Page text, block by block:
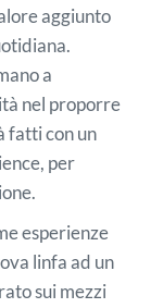
aggiunto
a
nel proporre
fatti con un
per
esperienze
linfa ad un
sui mezzi